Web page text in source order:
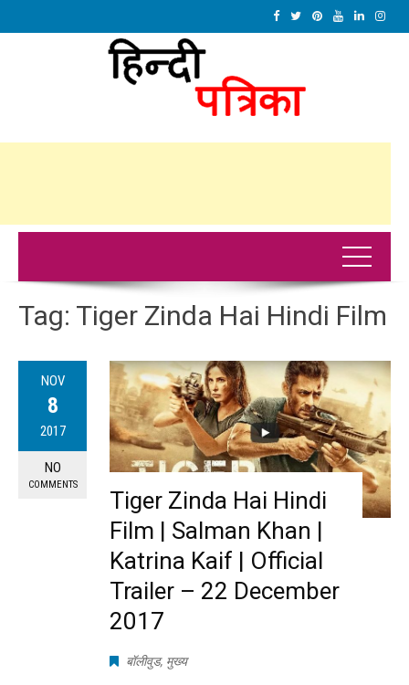
Tag: Tiger Zinda Hai Hindi Film
NOV
8
2017
NO
COMMENTS
Tiger Zinda Hai Hindi
Film | Salman Khan |
Katrina Kaif | Official
Trailer – 22 December
2017
बॉलीवुड, मुख्य